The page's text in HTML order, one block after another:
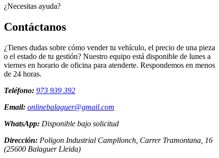
¿Necesitas ayuda?
Contáctanos
¿Tienes dudas sobre cómo vender tu vehículo, el precio de una pieza
o el estado de tu gestión? Nuestro equipo está disponible de lunes a
viernes en horario de oficina para atenderte. Respondemos en menos
de 24 horas.
Teléfono: 973 939 392
Email: onlinebalaguer@gmail.com
WhatsApp: Disponible bajo solicitud
Dirección: Poligon Industrial Campllonch, Carrer Tramontana, 16
(25600 Balaguer Lleida)